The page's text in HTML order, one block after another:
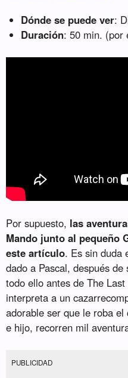
Dónde se puede ver:
Duración: 50 min. (por
Por supuesto, las
Mando junto al pequeño
este artículo. Es sin duda
dado a Pascal, después
todo ello antes de The
interpreta a un
adorable ser que le roba
e hijo, recorren mil
PUBLICIDAD